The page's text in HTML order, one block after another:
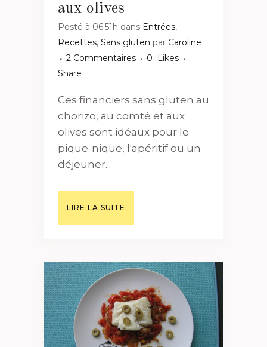
aux olives
Posté à 06:51h dans Entrées,
Recettes, Sans gluten par Caroline
2 Commentaires
0
Likes
Share
Ces financiers sans gluten au
chorizo, au comté et aux
olives sont idéaux pour le
pique-nique, l'apéritif ou un
déjeuner...
LIRE LA SUITE